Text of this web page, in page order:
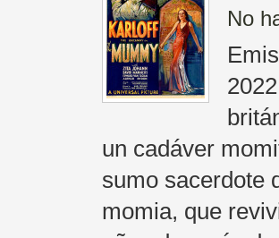
No
un cadáver
sumo sacerdote
momia, que